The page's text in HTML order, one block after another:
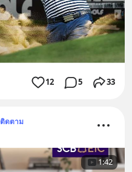
12 5 33
ติดตาม
1:42